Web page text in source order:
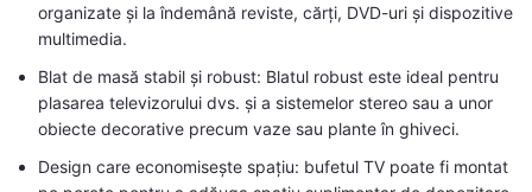
organizate și la îndemână reviste, cărți, DVD-uri și dispozitive
multimedia.
Blat de masă stabil și robust: Blatul robust este ideal pentru
plasarea televizorului dvs. și a sistemelor stereo sau a unor
obiecte decorative precum vaze sau plante în ghiveci.
Design care economisește spațiu: bufetul TV poate fi montat